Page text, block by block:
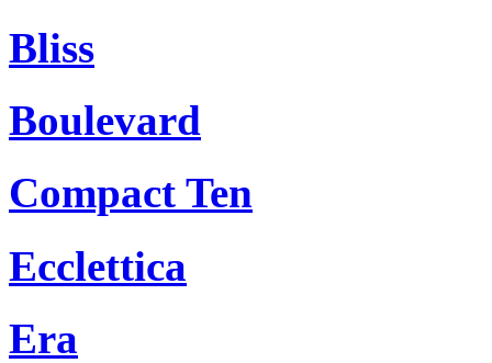
Bliss
Boulevard
Compact Ten
Ecclettica
Era